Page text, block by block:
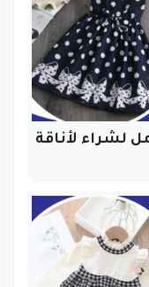
لشراء لأناقة